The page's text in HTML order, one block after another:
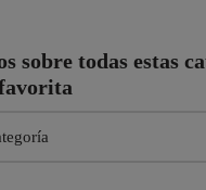
sobre todas estas